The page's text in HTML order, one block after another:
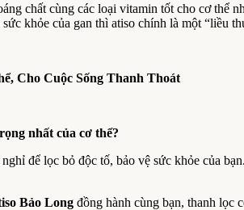
chất cùng các loại vitamin tốt cho cơ thể
khỏe của gan thì atiso chính là một “liều
Cho Cuộc Sống Thanh Thoát
nhất của cơ thể?
để lọc bỏ độc tố, bảo vệ sức khỏe của
Bảo Long đồng hành cùng bạn, thanh lọc